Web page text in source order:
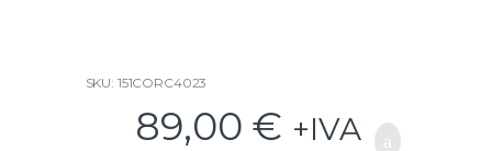
SKU: 151CORC4023
89,00 € +IVA